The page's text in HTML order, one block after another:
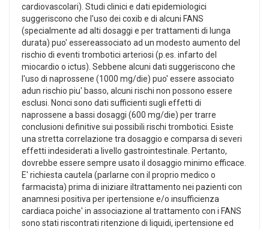
cardiovascolari). Studi clinici e dati epidemiologici
suggeriscono che l'uso dei coxib e di alcuni FANS
(specialmente ad alti dosaggi e per trattamenti di lunga
durata) puo' essereassociato ad un modesto aumento del
rischio di eventi trombotici arteriosi (p.es. infarto del
miocardio o ictus). Sebbene alcuni dati suggeriscono che
l'uso di naprossene (1000 mg/die) puo' essere associato
adun rischio piu' basso, alcuni rischi non possono essere
esclusi. Nonci sono dati sufficienti sugli effetti di
naprossene a bassi dosaggi (600 mg/die) per trarre
conclusioni definitive sui possibili rischi trombotici. Esiste
una stretta correlazione tra dosaggio e comparsa di severi
effetti indesiderati a livello gastrointestinale. Pertanto,
dovrebbe essere sempre usato il dosaggio minimo efficace.
E' richiesta cautela (parlarne con il proprio medico o
farmacista) prima di iniziare iltrattamento nei pazienti con
anamnesi positiva per ipertensione e/o insufficienza
cardiaca poiche' in associazione al trattamento con i FANS
sono stati riscontrati ritenzione di liquidi, ipertensione ed